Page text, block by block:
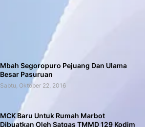
Mbah Segoropuro Pejuang Dan Ulama
Besar Pasuruan
Sabtu, Oktober 22, 2016
MCK Baru Untuk Rumah Marbot
Dibuatkan Oleh Satgas TMMD 129 Kodim